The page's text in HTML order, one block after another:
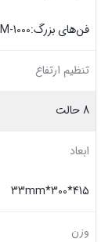
فن‌های بزرگ:1000-1300RPM ,فن‌های کوچک:2800+-10%RPM
تنظیم ارتفاع
8 حالت
ابعاد
415*300*33mm
وزن